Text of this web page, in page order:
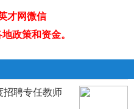
才网微信
政策和资金。
招聘专任教师